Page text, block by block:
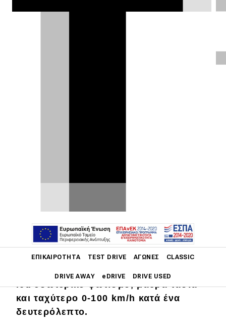
ΕΠΙΚΑΙΡΌΤΗΤΑ TEST DRIVE ΑΓΏΝΕΣ CLASSIC
DRIVE AWAY eDRIVE DRIVE USED
Main navigation
Επικαιρότητα
αντί για 6,9 για το 0-100 km/h.
Χωρίς τυμπανοκρουσίες, το Tesla
led εσωτερικό φωτισμό, μαύρα τάσια
και ταχύτερο 0-100 km/h κατά ένα
δευτερόλεπτο.